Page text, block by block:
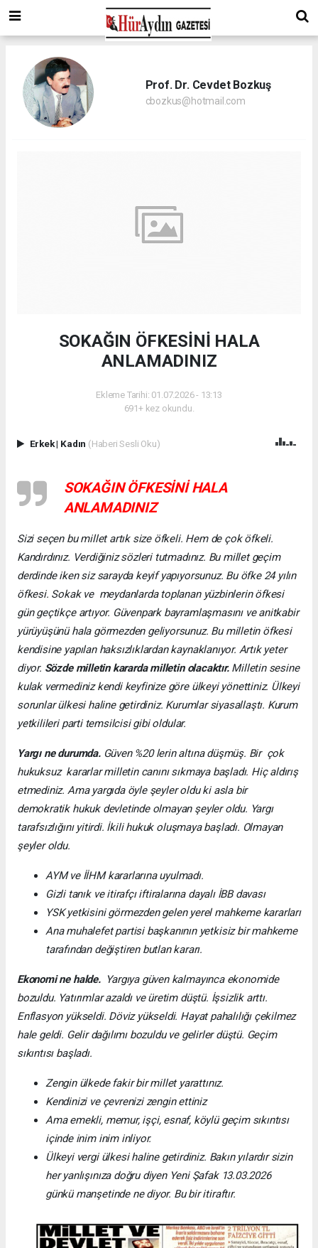
Prof. Dr. Cevdet Bozkuş
cbozkus@hotmail.com
SOKAĞIN ÖFKESİNİ HALA
ANLAMADINIZ
Ekleme Tarihi: 01.07.2026 - 13:13
691+ kez okundu.
Erkek| Kadın (Haberi Sesli Oku)
SOKAĞIN ÖFKESİNİ HALA
ANLAMADINIZ
Sizi seçen bu millet artık size öfkeli. Hem de çok öfkeli.
Kandırdınız. Verdiğiniz sözleri tutmadınız. Bu millet geçim
derdinde iken siz sarayda keyif yapıyorsunuz. Bu öfke 24 yılın
öfkesi. Sokak ve meydanlarda toplanan yüzbinlerin öfkesi
gün geçtikçe artıyor. Güvenpark bayramlaşmasını ve anitkabir
yürüyüşünü hala görmezden geliyorsunuz. Bu milletin öfkesi
kendisine yapılan haksızlıklardan kaynaklanıyor. Artık yeter
diyor. Sözde milletin kararda milletin olacaktır.Milletin sesine
kulak vermediniz kendi keyfinize göre ülkeyi yönettiniz. Ülkeyi
sorunlar ülkesi haline getirdiniz. Kurumlar siyasallaştı. Kurum
yetkilileri parti temsilcisi gibi oldular.
Yargı ne durumda.Güven %20 lerin altına düşmüş. Bir çok
hukuksuz kararlar milletin canını sıkmaya başladı. Hiç aldırış
etmediniz. Ama yargıda öyle şeyler oldu ki asla bir
demokratik hukuk devletinde olmayan şeyler oldu. Yargı
tarafsızlığını yitirdi. İkili hukuk oluşmaya başladı. Olmayan
şeyler oldu.
AYM ve İİHM kararlarına uyulmadı.
Gizli tanık ve itirafçı iftiralarına dayalı İBB davası
YSK yetkisini görmezden gelen yerel mahkeme kararları
Ana muhalefet partisi başkanının yetkisiz bir mahkeme
tarafından değiştiren butlan kararı.
Ekonomi ne halde. Yargıya güven kalmayınca ekonomide
bozuldu. Yatırımlar azaldı ve üretim düştü. İşsizlik arttı.
Enflasyon yükseldi. Döviz yükseldi. Hayat pahalılığı çekilmez
hale geldi. Gelir dağılımı bozuldu ve gelirler düştü. Geçim
sıkıntısı başladı.
Zengin ülkede fakir bir millet yarattınız.
Kendinizi ve çevrenizi zengin ettiniz
Ama emekli, memur, işçi, esnaf, köylü geçim sıkıntısı
içinde inim inim inliyor.
Ülkeyi vergi ülkesi haline getirdiniz. Bakın yılardır sizin
her yanlışınıza doğru diyen Yeni Şafak 13.03.2026
günkü manşetinde ne diyor. Bu bir itiraftır.